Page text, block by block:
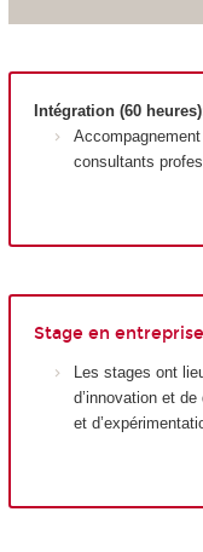
Intégration (60
consultants
Stage en
Les stages ont
d’innovation et
et